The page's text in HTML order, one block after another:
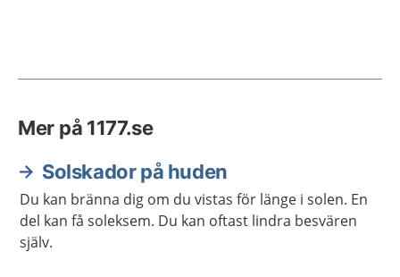
Mer på 1177.se
Solskador på huden
Du kan bränna dig om du vistas för länge i solen. En
del kan få soleksem. Du kan oftast lindra besvären
själv.